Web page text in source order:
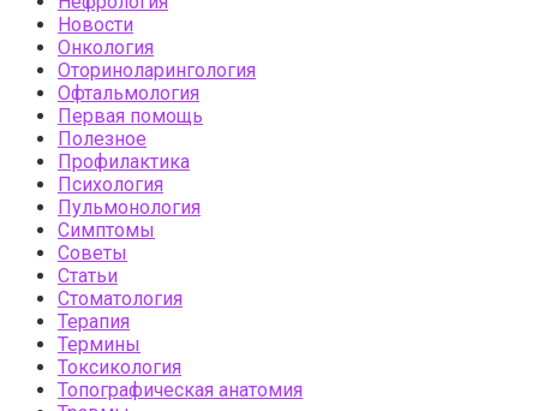
Новости
Онкология
Оториноларингология
Офтальмология
Первая помощь
Полезное
Профилактика
Психология
Пульмонология
Симптомы
Советы
Статьи
Стоматология
Терапия
Термины
Токсикология
Топографическая анатомия